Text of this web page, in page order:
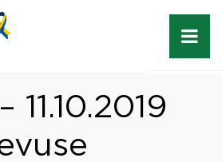
11.10.2019